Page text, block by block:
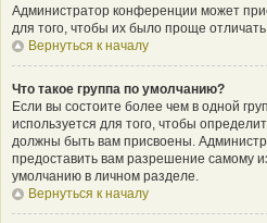
Администратор конференции может
для того, чтобы их было проще отличать
Вернуться к началу
Что такое группа по умолчанию?
Если вы состоите более чем в одной
используется для того, чтобы
должны быть вам присвоены.
предоставить вам разрешение самому
умолчанию в личном разделе.
Вернуться к началу